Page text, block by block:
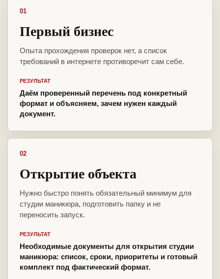
01
Первый бизнес
Опыта прохождения проверок нет, а список
требований в интернете противоречит сам себе.
РЕЗУЛЬТАТ
Даём проверенный перечень под конкретный
формат и объясняем, зачем нужен каждый
документ.
02
Открытие объекта
Нужно быстро понять обязательный минимум для
студии маникюра, подготовить папку и не
переносить запуск.
РЕЗУЛЬТАТ
Необходимые документы для открытия студии
маникюра: список, сроки, приоритеты и готовый
комплект под фактический формат.